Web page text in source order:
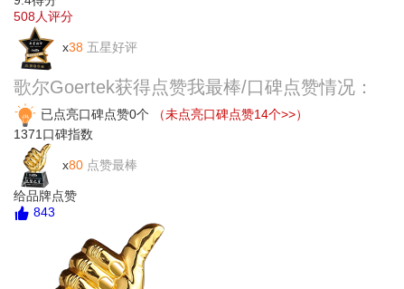
508人评分
x38 五星好评
歌尔Goertek获得点赞我最棒/口碑点赞情况：
已点亮口碑点赞0个
（未点亮口碑点赞14个>>）
1371 口碑指数
x80 点赞最棒
给品牌点赞
843